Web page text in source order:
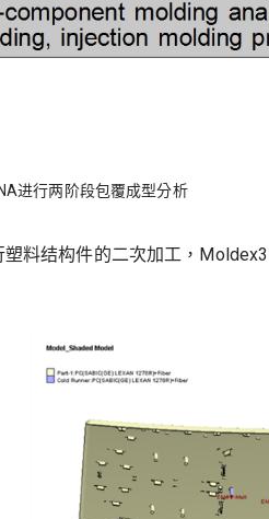
进行两阶段包覆成型分析
料结构件的二次加工，